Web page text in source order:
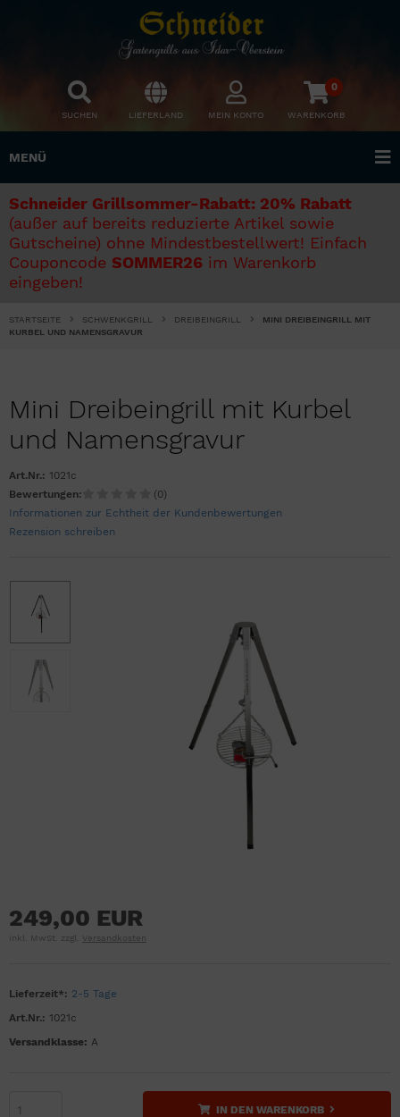
SUCHEN LIEFERLAND MEIN KONTO
0
WARENKORB
MENÜ
Schneider Grillsommer-Rabatt: 20% Rabatt
(außer auf bereits reduzierte Artikel sowie
Gutscheine) ohne Mindestbestellwert! Einfach
Couponcode SOMMER26 im Warenkorb
eingeben!
STARTSEITE SCHWENKGRILL DREIBEINGRILL
MINI DREIBEINGRILL MIT
KURBEL UND NAMENSGRAVUR
Mini Dreibeingrill mit Kurbel
und Namensgravur
Art.Nr.: 1021c
Bewertungen:
(0)
Informationen zur Echtheit der Kundenbewertungen
Rezension schreiben
249,00 EUR
inkl. MwSt. zzgl. Versandkosten
Lieferzeit*: 2-5 Tage
Art.Nr.: 1021c
Versandklasse: A
IN DEN WARENKORB